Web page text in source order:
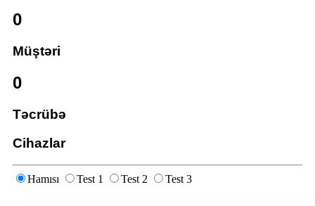
0
Müştəri
0
Təcrübə
Cihazlar
Hamısı Test 1 Test 2 Test 3